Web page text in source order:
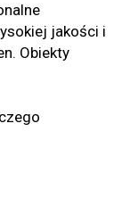
jakości i
Obiekty